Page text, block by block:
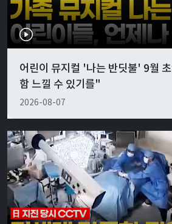
어린이 뮤지컬 '나는 반딧불' 9월
함 느낄 수 있기를"
2026-08-07